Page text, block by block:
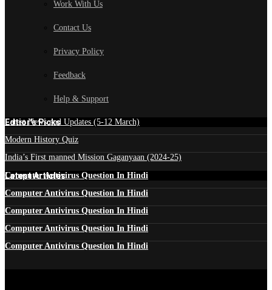
Work With Us
Contact Us
Privacy Policy
Feedback
Help & Support
Edtior's Picks
Latest News and Updates (5-12 March)
Modern History Quiz
India’s First manned Mission Gaganyaan (2024-25)
Latest Articles
Computer Antivirus Question In Hindi
Computer Antivirus Question In Hindi
Computer Antivirus Question In Hindi
Computer Antivirus Question In Hindi
Computer Antivirus Question In Hindi